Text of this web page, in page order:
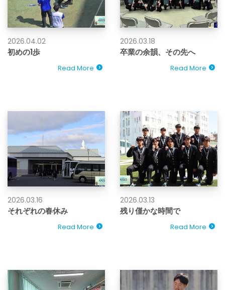
2026.04.02
初めの1歩
Read More
2026.03.18
卒業の余韻、その先へ
Read More
2026.03.16
それぞれの春休み
Read More
2026.03.13
残り僅かな時間で
Read More